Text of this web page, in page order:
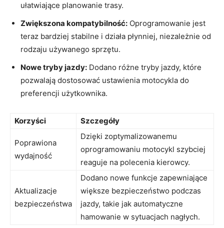
ułatwiające⁣ planowanie trasy.
Zwiększona kompatybilność: Oprogramowanie jest
⁣teraz bardziej stabilne i⁤ działa płynniej, niezależnie⁢ od ​
rodzaju używanego sprzętu.
Nowe tryby jazdy: ⁣Dodano różne tryby jazdy, które
pozwalają dostosować ustawienia ⁣motocykla do
⁤preferencji użytkownika.
Korzyści Szczegóły
Poprawiona
wydajność
Dzięki zoptymalizowanemu
oprogramowaniu motocykl szybciej
‌reaguje na ⁤polecenia kierowcy.
Aktualizacje
bezpieczeństwa
Dodano nowe funkcje zapewniające
większe ‍bezpieczeństwo podczas
jazdy, ⁢takie ​jak⁢ automatyczne
hamowanie w sytuacjach ⁤nagłych.